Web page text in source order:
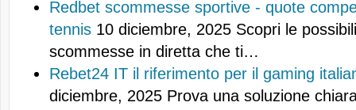
Redbet scommesse sportive - quote
tennis 10 diciembre, 2025 Scopri le
scommesse in diretta che ti…
Rebet24 IT il riferimento per il gaming
diciembre, 2025 Prova una soluzione